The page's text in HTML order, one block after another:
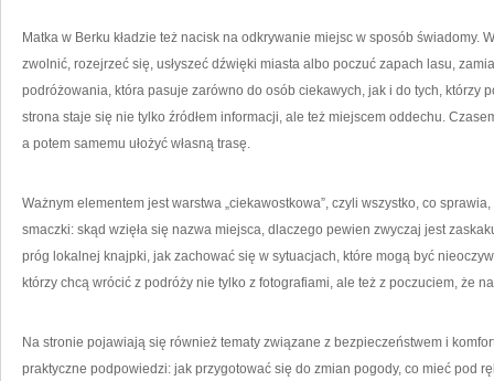
Matka w Berku kładzie też nacisk na odkrywanie miejsc w sposób świadomy.
zwolnić, rozejrzeć się, usłyszeć dźwięki miasta albo poczuć zapach lasu,
podróżowania, która pasuje zarówno do osób ciekawych, jak i do tych, którzy
strona staje się nie tylko źródłem informacji, ale też miejscem oddechu.
a potem samemu ułożyć własną trasę.
Ważnym elementem jest warstwa „ciekawostkowa”, czyli wszystko, co
smaczki: skąd wzięła się nazwa miejsca, dlaczego pewien zwyczaj jest
próg lokalnej knajpki, jak zachować się w sytuacjach, które mogą być
którzy chcą wrócić z podróży nie tylko z fotografiami, ale też z poczuciem, że
Na stronie pojawiają się również tematy związane z bezpieczeństwem i
praktyczne podpowiedzi: jak przygotować się do zmian pogody, co mieć pod